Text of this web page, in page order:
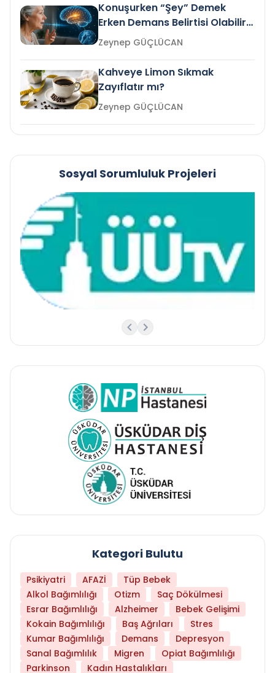
Konuşurken “Şey” Demek
Erken Demans Belirtisi Olabilir
mi?
Zeynep GÜÇLÜCAN
Kahveye Limon Sıkmak
Zayıflatır mı?
Zeynep GÜÇLÜCAN
Sosyal Sorumluluk Projeleri
Kategori Bulutu
Psikiyatri AFAZİ
Tüp Bebek
Alkol Bağımlılığı
Otizm
Saç Dökülmesi
Esrar Bağımlılığı
Alzheimer
Bebek Gelişimi
Kokain Bağımlılığı
Baş Ağrıları
Stres
Kumar Bağımlılığı
Demans
Depresyon
Sanal Bağımlılık
Migren
Opiat Bağımlılığı
Parkinson
Kadın Hastalıkları